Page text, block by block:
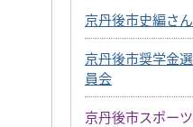
京丹後市史編さ
京丹後市奨学金
員会
京丹後市スポー